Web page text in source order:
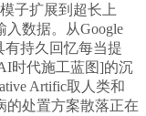
子扩展到超长上
入数据。从Google
有持久回忆每当提
时代施工蓝图]的沉
Artific取人类和
的处置方案散落正在